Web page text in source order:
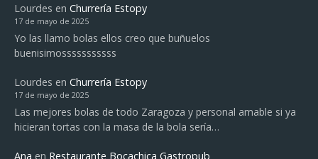
Lourdes en Churrería Estopy
17 de mayo de 2025
Yo las llamo bolas ellos creo que buñuelos
buenisimosssssssssss
Lourdes en Churrería Estopy
17 de mayo de 2025
Las mejores bolas de todo Zaragoza y personal amable si ya
hicieran tortas con la masa de la bola sería…
Ana en Restaurante Bocachica Gastropub